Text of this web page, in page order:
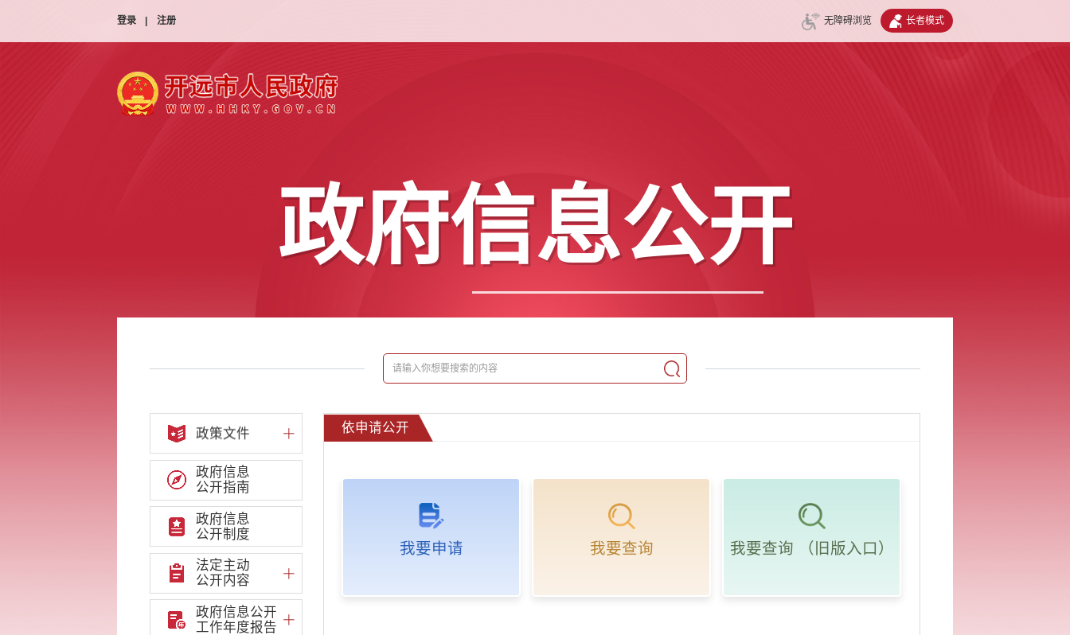
登录 注册 无障碍浏览 长者模式
政府信息公开
政策文件
政府信息
公开指南
政府信息
公开制度
法定主动
公开内容
政府信息公开
工作年度报告
依申请公开
我要申请 我要查询 我要查询 （旧版入口）